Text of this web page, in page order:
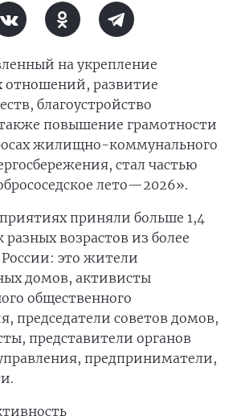
на укрепление
отношений, развитие
благоустройство
повышение грамотности
жилищно-коммунального
стал частью
лето—2026».
приняли больше 1,4
возрастов из более
это жители
домов, активисты
общественного
председатели советов домов,
представители органов
предприниматели,